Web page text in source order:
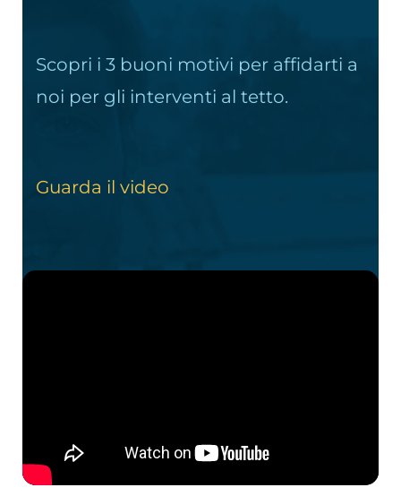
Scopri i 3 buoni motivi per affidarti a
noi per gli interventi al tetto.
Guarda il video